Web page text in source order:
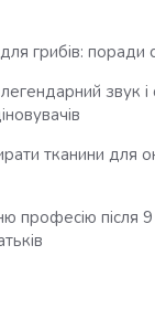
грибів: поради
звук і
тканини для
професію після